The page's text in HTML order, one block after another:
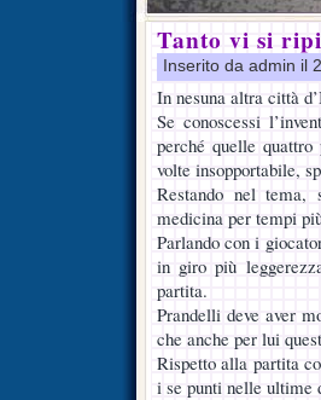
Tanto vi si
Inserito da admin il
In nesuna altra città
Se conoscessi
perché quelle
volte insopportabile,
Restando nel tema,
medicina per tempi
Parlando con i
in giro più
partita.
Prandelli deve aver
che anche per lui
Rispetto alla partita
i se punti nelle ultime